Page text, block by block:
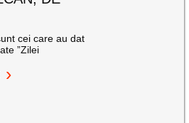
cei care au dat
”Zilei